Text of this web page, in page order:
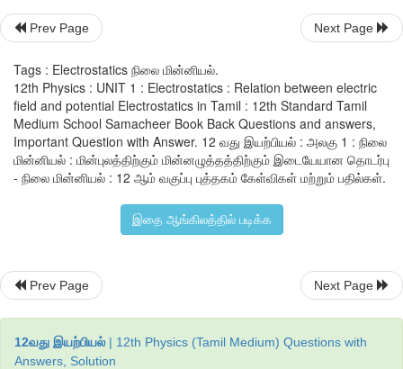
cm எனவே,
0. எனவே,
ஆகும்.
4 முதல் 5 cm வரை, சாய்வு dv dx= 25V cm−1 எனவே,
x- அச்சின் பல்வேறு புள்ளிகளில் மின்புலத்தின் வரைபடம் இங்கே
Prev Page Next Page
Tags : Electrostatics நிலை மின்னியல்.
12th Physics : UNIT 1 : Electrostatics : Relation between electric
field and potential Electrostatics in Tamil : 12th Standard Tamil
Medium School Samacheer Book Back Questions and answers,
Important Question with Answer. 12 வது இயற்பியல் : அலகு 1 : நிலை
மின்னியல் : மின்புலத்திற்கும் மின்னழுத்தத்திற்கும் இடையேயான தொடர்பு
- நிலை மின்னியல் : 12 ஆம் வகுப்பு புத்தகம் கேள்விகள் மற்றும் பதில்கள்.
இதை ஆங்கிலத்தில் படிக்க
Prev Page Next Page
12வது இயற்பியல் | 12th Physics (Tamil Medium) Questions with
Answers, Solution